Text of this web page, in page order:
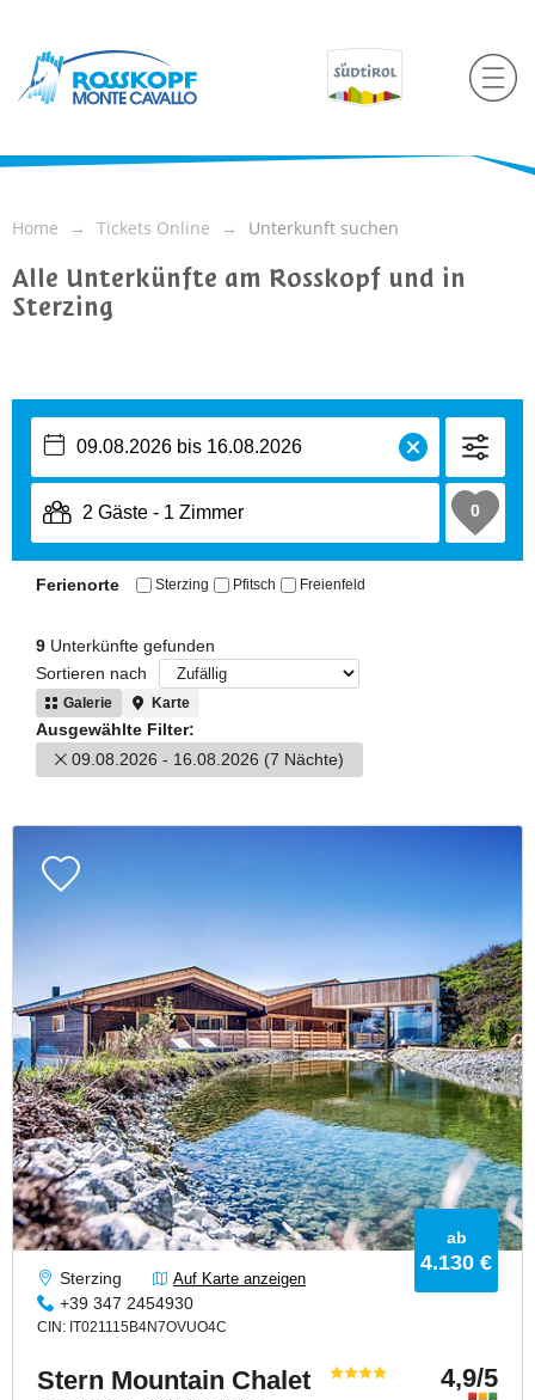
Home Tickets Online Unterkunft suchen
Alle Unterkünfte am Rosskopf und in
Sterzing